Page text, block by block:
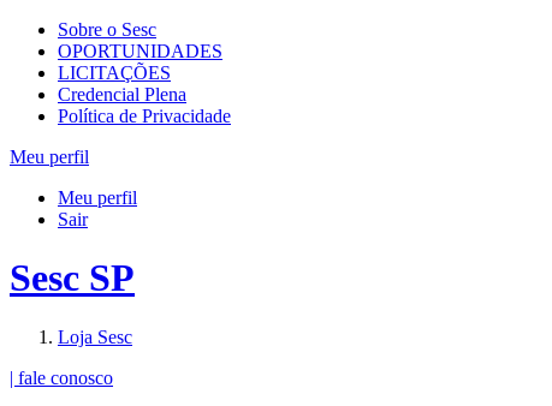
Sobre o Sesc
OPORTUNIDADES
LICITAÇÕES
Credencial Plena
Política de Privacidade
Meu perfil
Meu perfil
Sair
Sesc SP
Loja Sesc
| fale conosco